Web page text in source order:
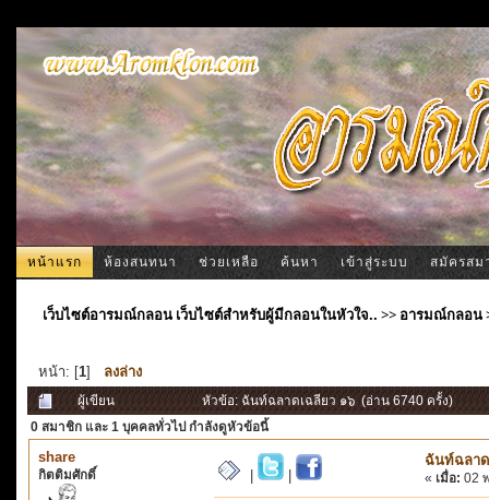
หน้าแรก ห้องสนทนา ช่วยเหลือ ค้นหา เข้าสู่ระบบ สมัครสม
เว็บไซต์อารมณ์กลอน เว็บไซต์สำหรับผู้มีกลอนในหัวใจ.. >> อารมณ์กลอน
หน้า: [1] ลงล่าง
ผู้เขียน
หัวข้อ: ฉันท์ฉลาดเฉลียว ๑๖ (อ่าน 6740 ครั้ง)
0 สมาชิก และ 1 บุคคลทั่วไป กำลังดูหัวข้อนี้
share
กิตติมศักดิ์
ฉันท์ฉลา
« เมื่อ: 02